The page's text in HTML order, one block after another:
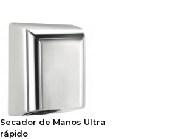
Secador de Manos Ultra
rápido